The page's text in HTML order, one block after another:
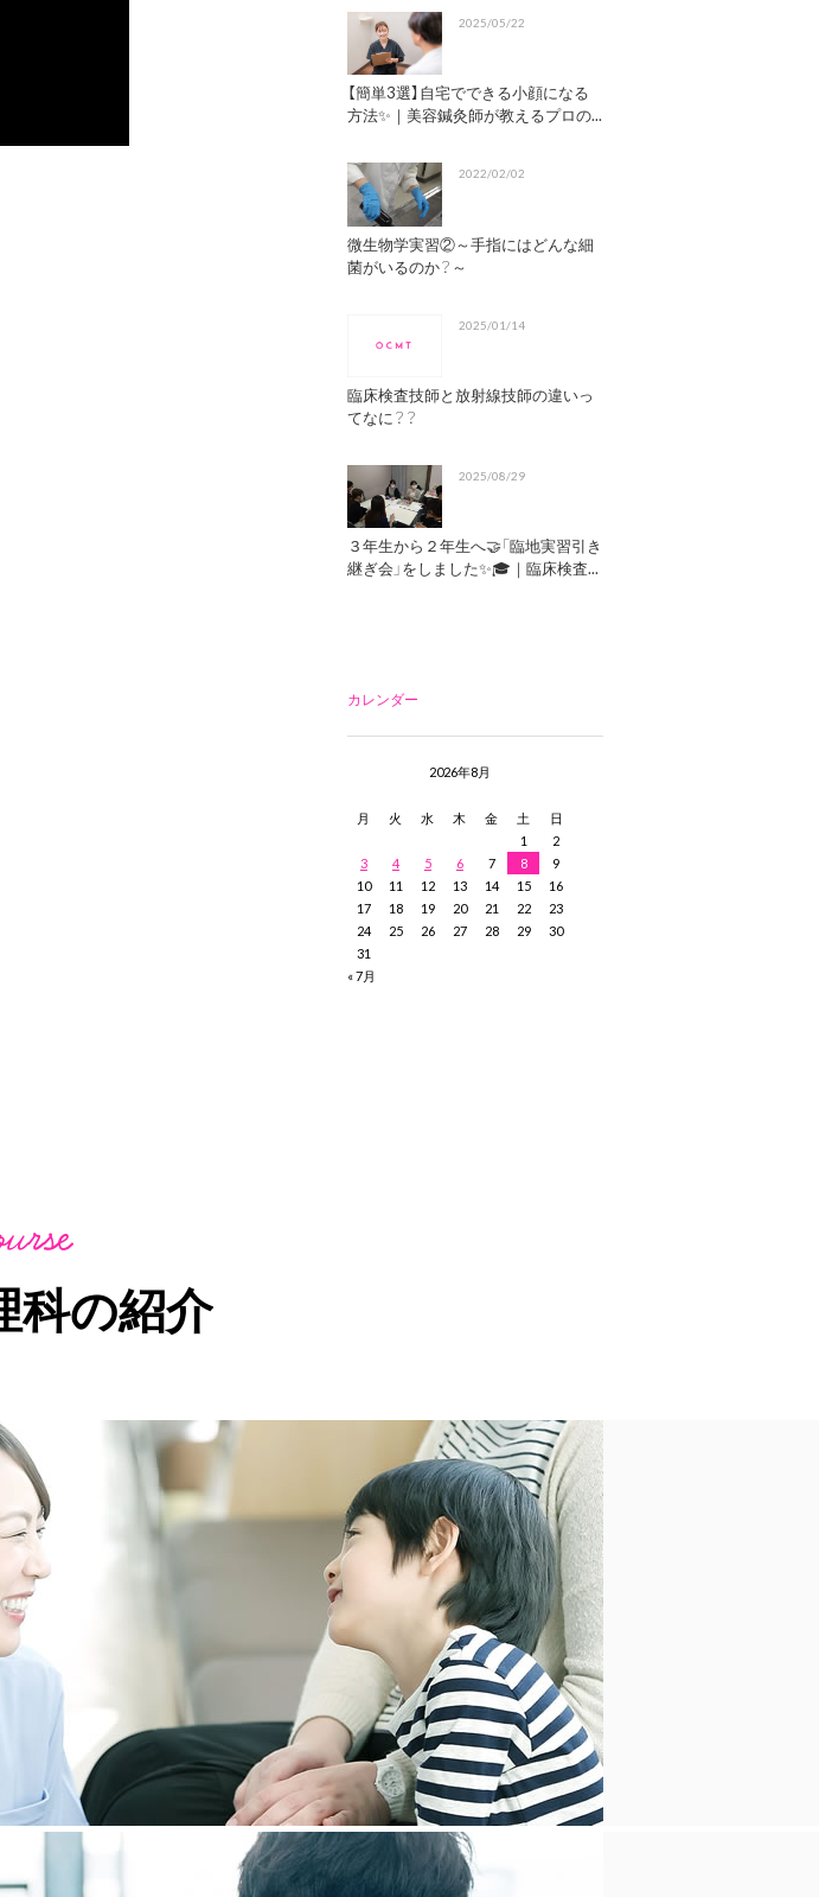
2025/05/22
【簡単3選】自宅でできる小顔になる
方法✨｜美容鍼灸師が教えるプロの...
2022/02/02
微生物学実習②～手指にはどんな細
菌がいるのか？～
2025/01/14
臨床検査技師と放射線技師の違いっ
てなに？？
2025/08/29
３年生から２年生へ🤝「臨地実習引き
継ぎ会」をしました✨🎓｜臨床検査...
カレンダー
2026年8月
月 火 水 木 金 土
日
1
2
3
4 5 6 7 8
9
10
11 12 13 14 15
16
17
18 19 20 21 22
23
24
25 26 27 28 29
30
31
« 7月
科の紹介